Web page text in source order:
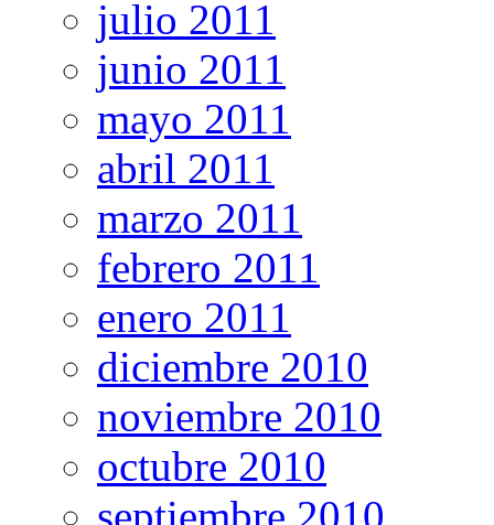
julio 2011
junio 2011
mayo 2011
abril 2011
marzo 2011
febrero 2011
enero 2011
diciembre 2010
noviembre 2010
octubre 2010